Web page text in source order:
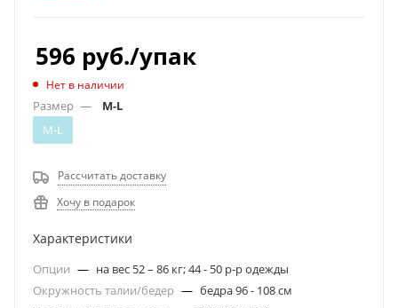
596 руб./упак
Нет в наличии
Размер —
M-L
M-L
Рассчитать доставку
Хочу в подарок
Характеристики
Опции — на вес 52 – 86 кг; 44 - 50 р-р одежды
Окружность талии/бедер — бедра 96 - 108 см